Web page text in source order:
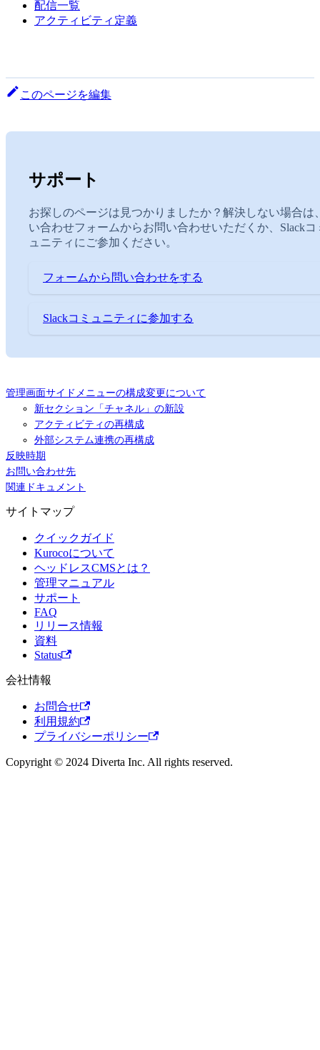
配信一覧
アクティビティ定義
このページを編集
サポート
お探しのページは見つかりましたか？解決しない場合は
い合わせフォームからお問い合わせいただくか、Slackコ
ュニティにご参加ください。
フォームから問い合わせをする
Slackコミュニティに参加する
管理画面サイドメニューの構成変更について
新セクション「チャネル」の新設
アクティビティの再構成
外部システム連携の再構成
反映時期
お問い合わせ先
関連ドキュメント
サイトマップ
クイックガイド
Kurocoについて
ヘッドレスCMSとは？
管理マニュアル
サポート
FAQ
リリース情報
資料
Status
会社情報
お問合せ
利用規約
プライバシーポリシー
Copyright © 2024 Diverta Inc. All rights reserved.